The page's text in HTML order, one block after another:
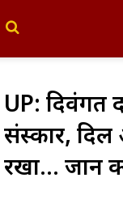
UP: दिवंगत
संस्कार,
रखा… जानें